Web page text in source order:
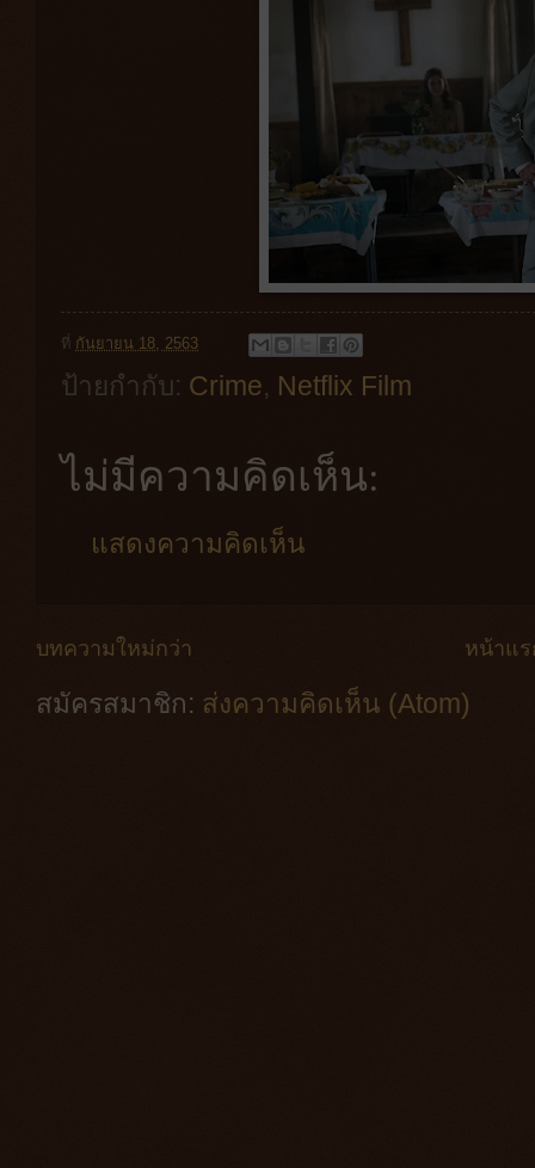
ที่ กันยายน 18, 2563
ป้ายกำกับ: Crime, Netflix Film
ไม่มีความคิดเห็น:
แสดงความคิดเห็น
บทความใหม่กว่า หน้าแร
สมัครสมาชิก: ส่งความคิดเห็น (Atom)